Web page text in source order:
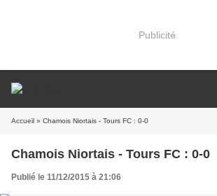
Publicité
Accueil » Chamois Niortais - Tours FC : 0-0
Chamois Niortais - Tours FC : 0-0
Publié le 11/12/2015 à 21:06